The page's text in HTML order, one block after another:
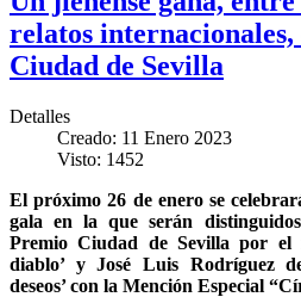
relatos
Ciudad de Sevilla
Detalles
Creado: 11 Enero 2023
Visto: 1452
El próximo 26 de enero se
gala en la que serán
Premio Ciudad de Sevilla por el
diablo’ y José Luis Rodríguez
deseos’ con la Mención Especial